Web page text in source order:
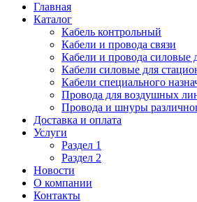
Главная
Каталог
Кабель контрольный
Кабели и провода связи
Кабели и провода силовые
Кабели силовые для
Кабели специального
Провода для воздушных
Провода и шнуры
Доставка и оплата
Услуги
Раздел 1
Раздел 2
Новости
О компании
Контакты